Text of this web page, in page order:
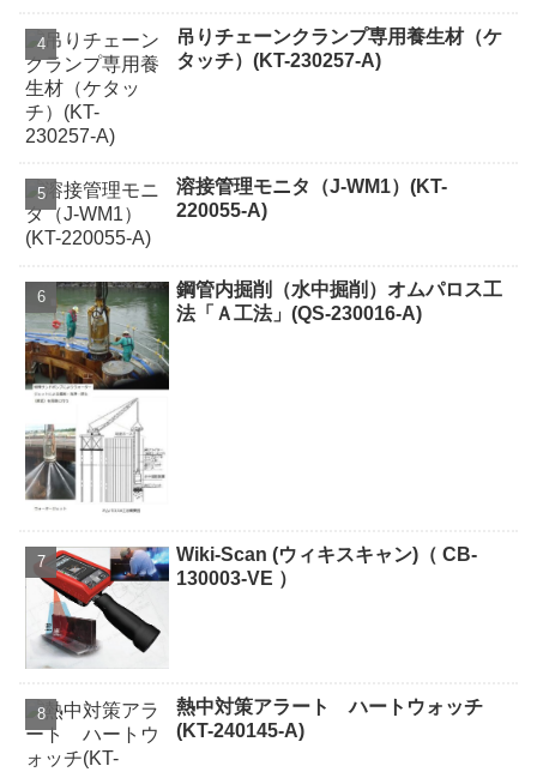
吊りチェーンクランプ専用養生材（ケ
タッチ）(KT-230257-A)
溶接管理モニタ（J-WM1）(KT-
220055-A)
鋼管内掘削（水中掘削）オムパロス工
法「Ａ工法」(QS-230016-A)
Wiki-Scan (ウィキスキャン)（ CB-
130003-VE ）
熱中対策アラート ハートウォッチ
(KT-240145-A)